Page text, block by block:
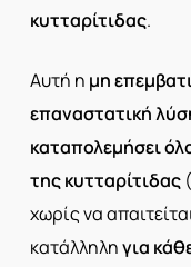
κυτταρίτιδας.
Αυτή η μη
επαναστατική
καταπολεμήσει
της κυτταρίτιδας
χωρίς να
κατάλληληγια